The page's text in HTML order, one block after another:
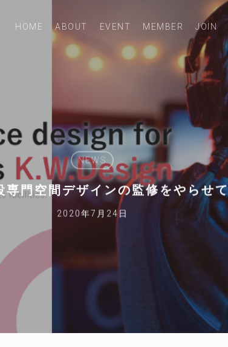
HOME ABOUT EVENT MEMBER JOIN
NEWS
専門空間デザインの監修をやらせ
2020年7月24日